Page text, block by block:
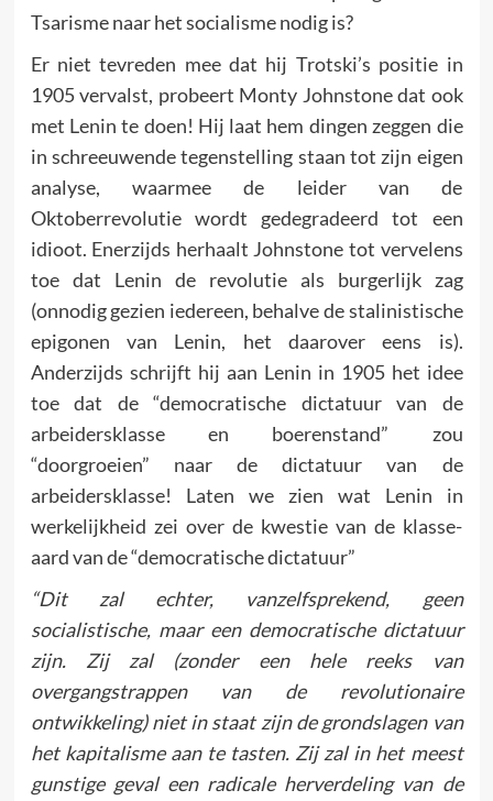
Tsarisme naar het socialisme nodig is?
Er niet tevreden mee dat hij Trotski’s positie in
1905 vervalst, probeert Monty Johnstone dat ook
met Lenin te doen! Hij laat hem dingen zeggen die
in schreeuwende tegenstelling staan tot zijn eigen
analyse, waarmee de leider van de
Oktoberrevolutie wordt gedegradeerd tot een
idioot. Enerzijds herhaalt Johnstone tot vervelens
toe dat Lenin de revolutie als burgerlijk zag
(onnodig gezien iedereen, behalve de stalinistische
epigonen van Lenin, het daarover eens is).
Anderzijds schrijft hij aan Lenin in 1905 het idee
toe dat de “democratische dictatuur van de
arbeidersklasse en boerenstand” zou
“doorgroeien” naar de dictatuur van de
arbeidersklasse! Laten we zien wat Lenin in
werkelijkheid zei over de kwestie van de klasse-
aard van de “democratische dictatuur”
“Dit zal echter, vanzelfsprekend, geen
socialistische, maar een democratische dictatuur
zijn. Zij zal (zonder een hele reeks van
overgangstrappen van de revolutionaire
ontwikkeling) niet in staat zijn de grondslagen van
het kapitalisme aan te tasten. Zij zal in het meest
gunstige geval een radicale herverdeling van de